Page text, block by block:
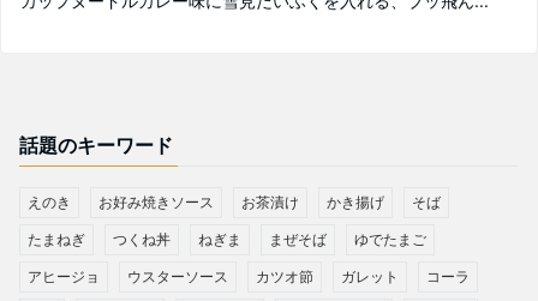
話題のキーワード
えのき お好み焼きソース お茶漬け かき揚げ そば
たまねぎ つくね丼 ねぎま まぜそば ゆでたまご
アヒージョ ウスターソース カツオ節 ガレット コーラ